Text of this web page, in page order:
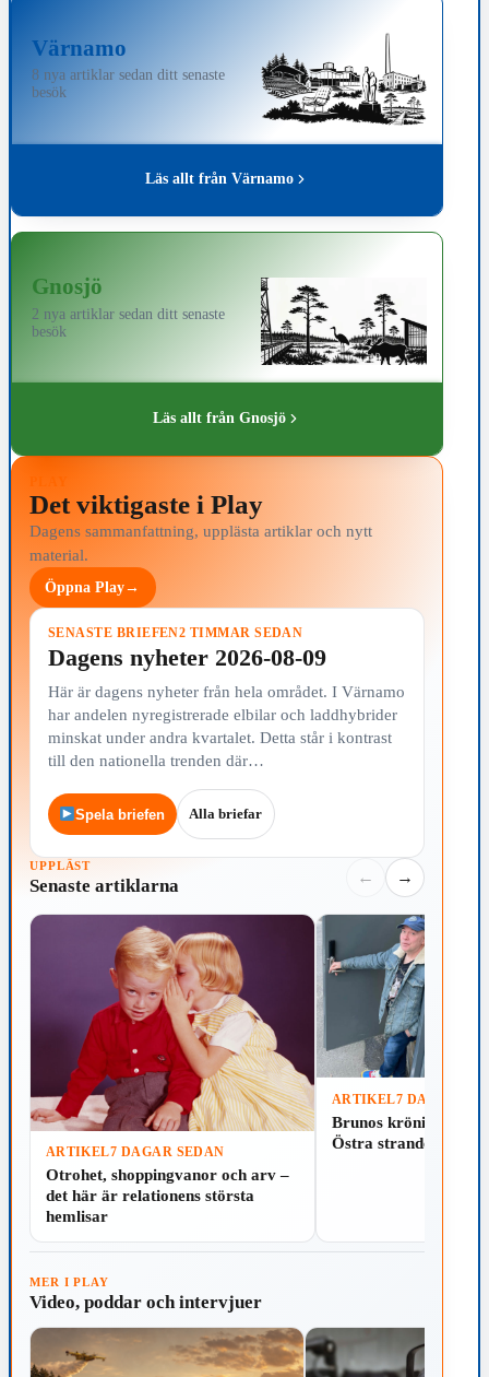
Värnamo
8 nya artiklar sedan ditt senaste
besök
Läs allt från Värnamo
Gnosjö
2 nya artiklar sedan ditt senaste
besök
Läs allt från Gnosjö
Det viktigaste i Play
Dagens sammanfattning, upplästa artiklar och nytt
material.
Öppna Play→
SENASTE BRIEFEN2 TIMMAR SEDAN
Dagens nyheter 2026-08-09
Här är dagens nyheter från hela området. I Värnamo
har andelen nyregistrerade elbilar och laddhybrider
minskat under andra kvartalet. Detta står i kontrast
till den nationella trenden där…
Spela briefen Alla briefar
UPPLÄST
Senaste artiklarna ← →
Spela Läs
ARTIKEL7 DAGAR SEDAN
Otrohet, shoppingvanor och arv –
det här är relationens största
hemlisar
Spela Läs
ARTIKEL7 DAGAR
Brunos krönika:
Östra stranden i
MER I PLAY
Video, poddar och intervjuer